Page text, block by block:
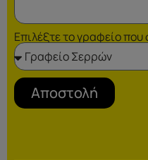
Επιλέξτε το γραφείο που
Αποστολή